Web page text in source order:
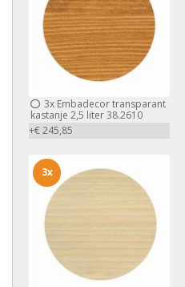
3x Embadecor transparant
kastanje 2,5 liter 38.2610
+€ 245,85
3x